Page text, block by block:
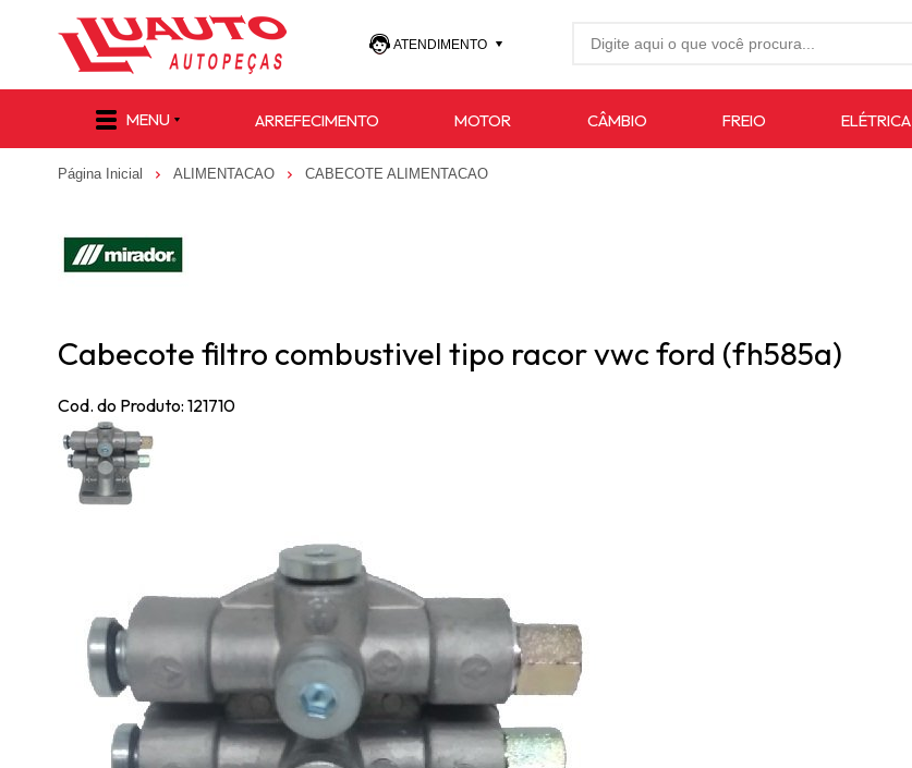
ATENDIMENTO
(47) 3027-4733
MENU ARREFECIMENTO MOTOR CÂMBIO FREIO ELÉTRICA
Página Inicial ALIMENTACAO CABECOTE ALIMENTACAO
Cabecote filtro combustivel tipo racor vwc ford (fh585a)
Cod. do Produto: 121710